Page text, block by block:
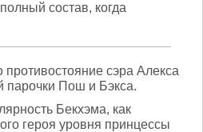
состав, когда
противостояние сэра Алекса
парочки Пош и Бэкса.
Бекхэма, как
героя уровня принцессы